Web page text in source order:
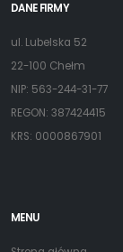
DANE FIRMY
ul. Lubelska 52
22-100 Chełm
NIP: 563-244-31-77
REGON: 387424415
KRS: 0000867901
MENU